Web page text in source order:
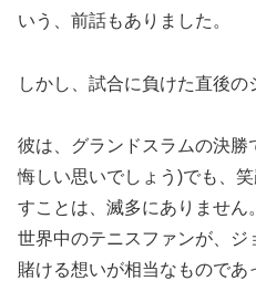
いう、前話もありました。
しかし、試合に負けた直後の
彼は、グランドスラムの決
悔しい思いでしょう)でも、
すことは、滅多にありません
世界中のテニスファンが、ジ
賭ける想いが相当なものであ